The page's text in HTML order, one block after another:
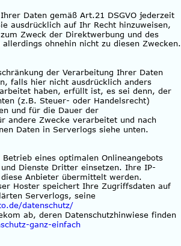
Daten gemäß Art.21 DSGVO jederzeit
ausdrücklich auf Ihr Recht hinzuweisen,
Zweck der Direktwerbung und des
ohnehin nicht zu diesen Zwecken.
der Verarbeitung Ihrer Daten
falls hier nicht ausdrücklich anders
haben, erfüllt ist, es sei denn, der
(z.B. Steuer- oder Handelsrecht)
und für die Dauer der
andere Zwecke verarbeitet und nach
Daten in Serverlogs siehe unten.
eines optimalen Onlineangebots
Dienste Dritter einsetzen. Ihre IP-
Anbieter übermittelt werden.
Hoster speichert Ihre Zugriffsdaten auf
Serverlogs, seine
datenschutz/
ab, deren Datenschutzhinwiese finden
ganz-einfach